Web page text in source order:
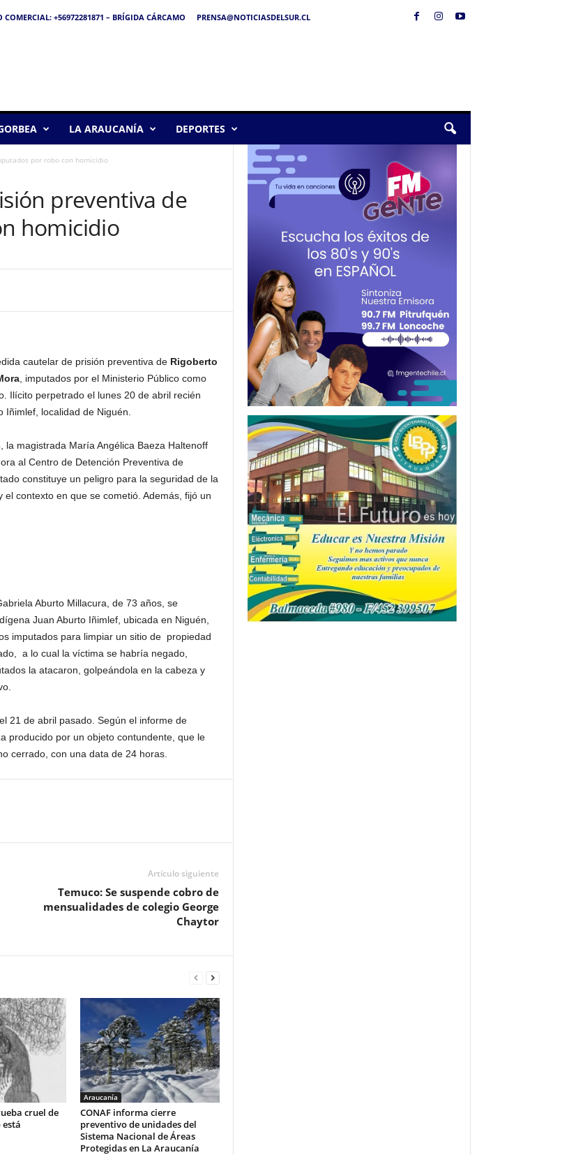
COMERCIAL: +56972281871 – BRÍGIDA CÁRCAMO
PRENSA@NOTICIASDELSUR.CL
LA ARAUCANÍA DEPORTES
por robo con homicidio
preventiva de
homicidio
cautelar de prisión preventiva de Rigoberto
, imputados por el Ministerio Público como
Ilícito perpetrado el lunes 20 de abril recién
localidad de Niguén.
magistrada María Angélica Baeza Haltenoff
al Centro de Detención Preventiva de
constituye un peligro para la seguridad de la
contexto en que se cometió. Además, fijó un
Aburto Millacura, de 73 años, se
Juan Aburto Iñimlef, ubicada en Niguén,
imputados para limpiar un sitio de propiedad
a lo cual la víctima se habría negado,
la atacaron, golpeándola en la cabeza y
21 de abril pasado. Según el informe de
producido por un objeto contundente, que le
cerrado, con una data de 24 horas.
Artículo siguiente
Temuco: Se suspende cobro de
mensualidades de colegio George
Chaytor
cruel de
está
Araucanía
CONAF informa cierre
preventivo de unidades del
Sistema Nacional de Áreas
Protegidas en La Araucanía